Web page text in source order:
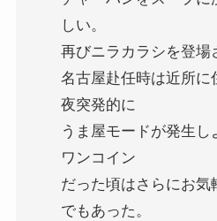
しい。
再びニラカラシを登場
名古屋赴任時は近所に
夜突発的に
うま屋モードが発生し
ワンコイン
だった頃はさらにお気
でもあった。